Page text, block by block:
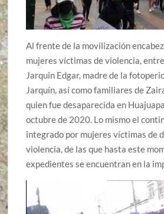
Al frente de la movilización
mujeres víctimas de violencia,
Jarquin Edgar, madre de la
Jarquín, así como familiares de
quien fue desaparecida en
octubre de 2020. Lo mismo el
integrado por mujeres víctimas de
violencia, de las que hasta este
expedientes se encuentran en la